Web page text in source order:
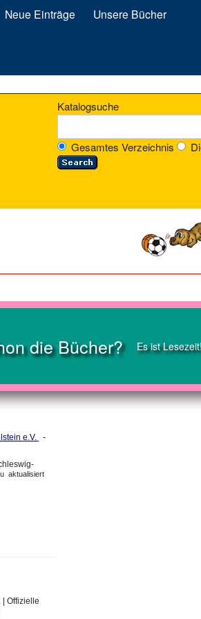
Neue Einträge Unsere Bücher
Katalogsuche
Gesamtes Verzeichnis
die Bücher? Es ist
e.V. -
aktualisiert
| Offizielle